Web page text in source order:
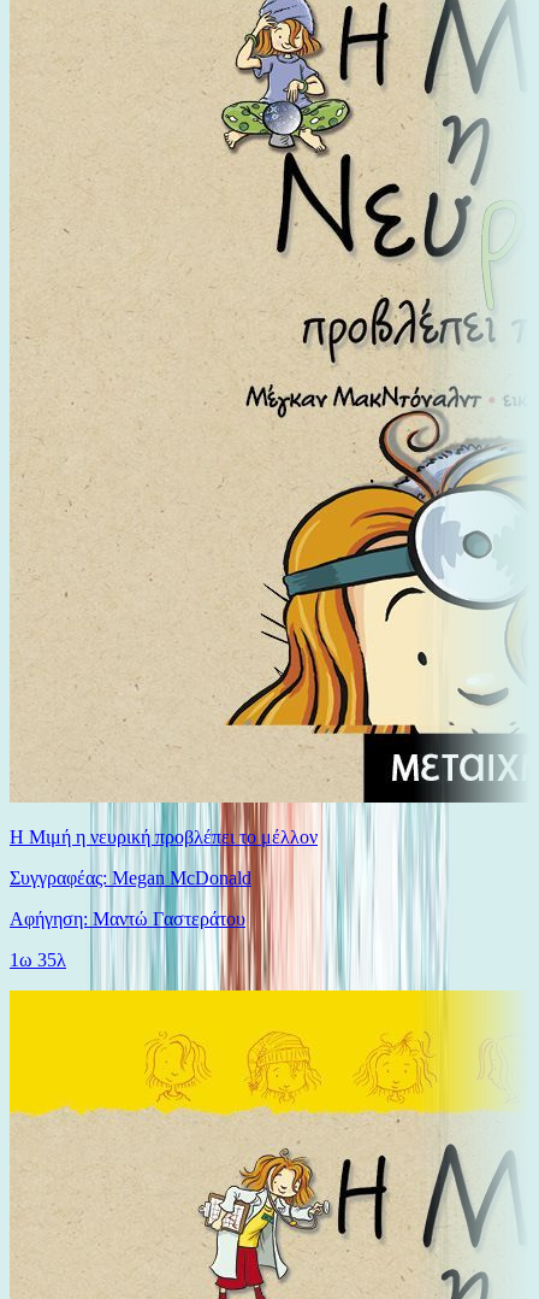
Η Μιμή η νευρική προβλέπει το μέλλον
Συγγραφέας: Megan McDonald
Αφήγηση: Μαντώ Γαστεράτου
1ω 35λ